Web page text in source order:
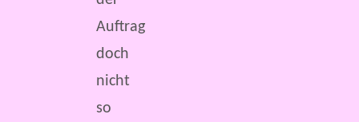
Auftrag
doch
nicht
so